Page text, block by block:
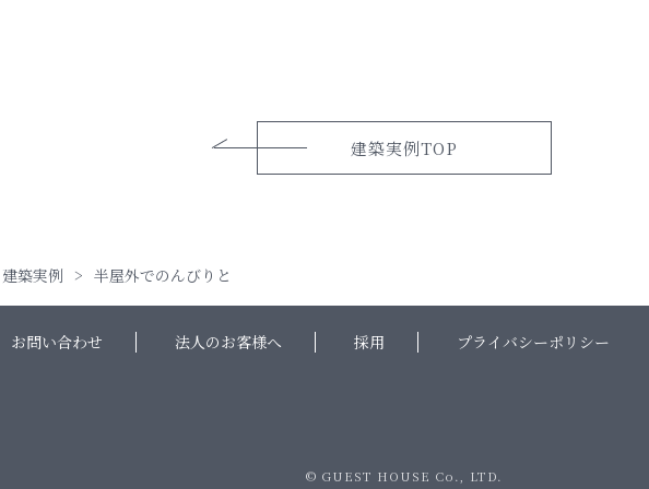
建築実例TOP
建築実例 半屋外でのんびりと
お問い合わせ 法人のお客様へ 採用 プライバシーポリシー
© GUEST HOUSE Co., LTD.